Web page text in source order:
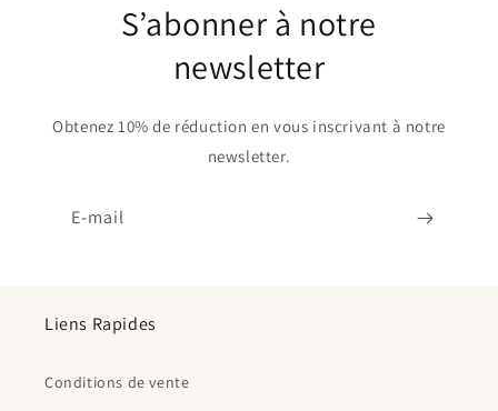
S’abonner à notre
newsletter
Obtenez 10% de réduction en vous inscrivant à notre
newsletter.
E-mail
Liens Rapides
Conditions de vente